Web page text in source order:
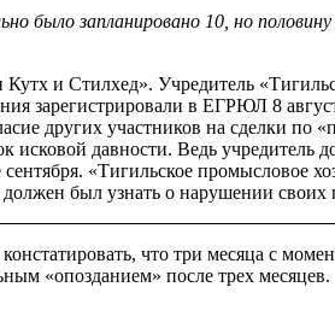
было запланировано 10, но половину
и Стилхед». Учредитель
зарегистрировали в ЕГРЮЛ 8
других участников на сделки
исковой давности. Ведь учредитель
«Тигильское промысловое
был узнать о нарушении своих
что три месяца с
«опозданием» после трех месяцев.